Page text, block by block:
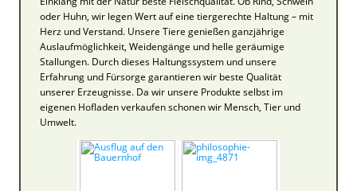
oder Huhn, wir legen Wert auf eine tiergerechte Haltung – mit
Herz und Verstand. Unsere Tiere genießen ganzjährige
Auslaufmöglichkeit, Weidengänge und helle geräumige
Stallungen. Durch dieses Haltungssystem und unsere
Erfahrung und Fürsorge garantieren wir beste Qualität
unserer Erzeugnisse. Da wir unsere Produkte selbst im
eigenen Hofladen verkaufen schonen wir Mensch, Tier und
Umwelt.